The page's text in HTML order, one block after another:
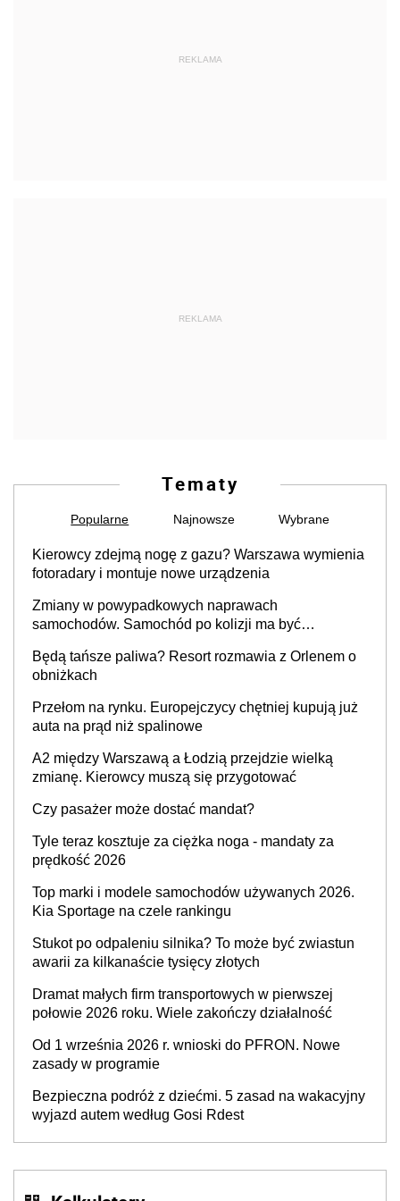
REKLAMA
REKLAMA
Tematy
Popularne Najnowsze Wybrane
Kierowcy zdejmą nogę z gazu? Warszawa wymienia
fotoradary i montuje nowe urządzenia
Zmiany w powypadkowych naprawach
samochodów. Samochód po kolizji ma być
producenta
Będą tańsze paliwa? Resort rozmawia z Orlenem o
obniżkach
Przełom na rynku. Europejczycy chętniej kupują już
auta na prąd niż spalinowe
A2 między Warszawą a Łodzią przejdzie wielką
zmianę. Kierowcy muszą się przygotować
Czy pasażer może dostać mandat?
Tyle teraz kosztuje za ciężka noga - mandaty za
prędkość 2026
Top marki i modele samochodów używanych 2026.
Kia Sportage na czele rankingu
Stukot po odpaleniu silnika? To może być zwiastun
awarii za kilkanaście tysięcy złotych
Dramat małych firm transportowych w pierwszej
połowie 2026 roku. Wiele zakończy działalność
Od 1 września 2026 r. wnioski do PFRON. Nowe
zasady w programie
Bezpieczna podróż z dziećmi. 5 zasad na wakacyjny
wyjazd autem według Gosi Rdest